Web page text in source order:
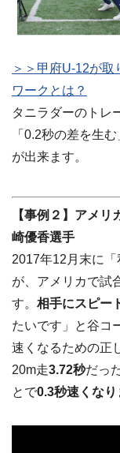
＞＞甲府U-12が取
ワークとは？
タニラダーのトレ
「0.2秒の差を生
が出来ます。
【事例２】アメ
崎優香選手
2017年12月末に
が、アメリカで試
す。 相手にスピー
たいです」と谷コ
速くなるための正
20m走3.72秒だっ
とで0.3秒速くなり